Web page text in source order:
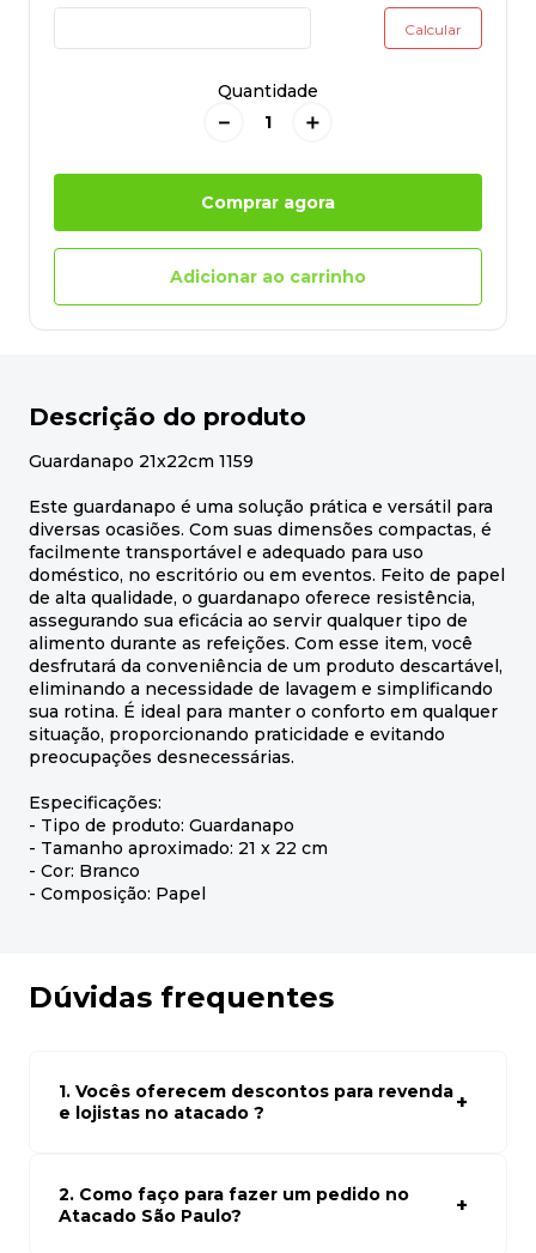
Quantidade
＋
－
Comprar agora
Adicionar ao carrinho
Descrição do produto
Guardanapo 21x22cm 1159
Este guardanapo é uma solução prática e versátil para
diversas ocasiões. Com suas dimensões compactas, é
facilmente transportável e adequado para uso
doméstico, no escritório ou em eventos. Feito de papel
de alta qualidade, o guardanapo oferece resistência,
assegurando sua eficácia ao servir qualquer tipo de
alimento durante as refeições. Com esse item, você
desfrutará da conveniência de um produto descartável,
eliminando a necessidade de lavagem e simplificando
sua rotina. É ideal para manter o conforto em qualquer
situação, proporcionando praticidade e evitando
preocupações desnecessárias.
Especificações:
- Tipo de produto: Guardanapo
- Tamanho aproximado: 21 x 22 cm
- Cor: Branco
- Composição: Papel
Dúvidas frequentes
1. Vocês oferecem descontos para revenda
e lojistas no atacado ?
atacado empresas e compre com os melhores preços
para seu modelo de negócio
2. Como faço para fazer um pedido no
Atacado São Paulo?